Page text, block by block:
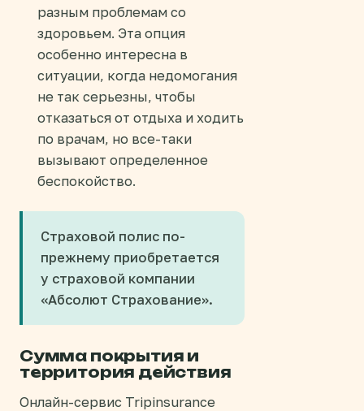
разным проблемам со
здоровьем. Эта опция
особенно интересна в
ситуации, когда недомогания
не так серьезны, чтобы
отказаться от отдыха и ходить
по врачам, но все-таки
вызывают определенное
беспокойство.
Страховой полис по-
прежнему приобретается
у страховой компании
«Абсолют Страхование».
Сумма покрытия и
территория действия
Онлайн-сервис Tripinsurance